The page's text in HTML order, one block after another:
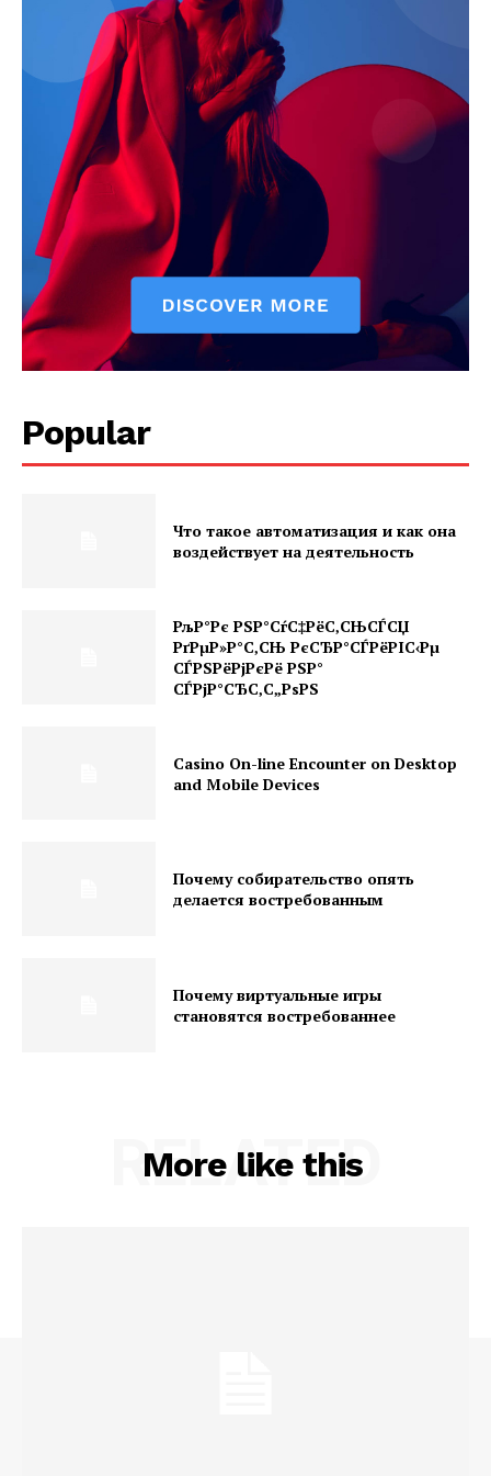
Popular
Что такое автоматизация и как она
воздействует на деятельность
РљР°Рє РЅР°СѓС‡РёС‚СЊСЃСЏ
РґРµР»Р°С‚СЊ РєСЂР°СЃРёРІС‹Рµ
СЃРЅРёРјРєРё РЅР°
СЃРјР°СЂС‚С„РѕРЅ
Casino On-line Encounter on Desktop
and Mobile Devices
Почему собирательство опять
делается востребованным
Почему виртуальные игры
становятся востребованнее
More like this
RELATED